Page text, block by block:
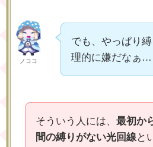
ノココ
でも、やっぱり
理的に嫌だなぁ…
そういう人には、 最初か
間の縛りがない光回線と